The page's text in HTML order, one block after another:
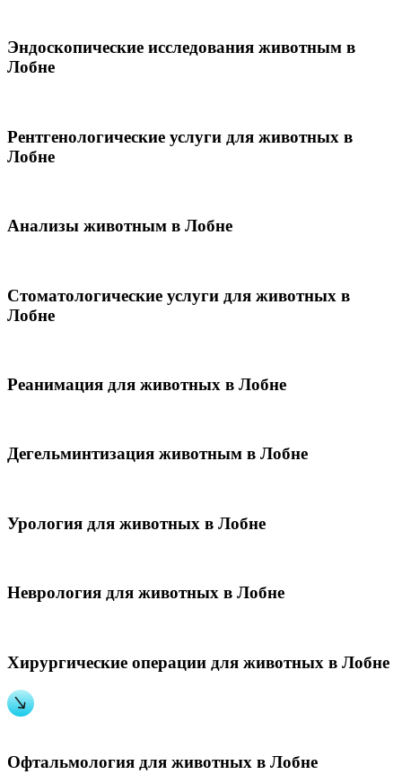
Эндоскопические исследования животным в
Лобне
Рентгенологические услуги для животных в
Лобне
Анализы животным в Лобне
Стоматологические услуги для животных в
Лобне
Реанимация для животных в Лобне
Дегельминтизация животным в Лобне
Урология для животных в Лобне
Неврология для животных в Лобне
Хирургические операции для животных в Лобне
Офтальмология для животных в Лобне